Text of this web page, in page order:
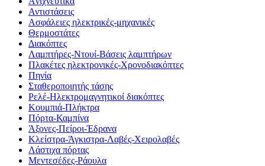
Αντιστάσεις
Ασφάλειες ηλεκτρικές-μηχανικές
Θερμοστάτες
Διακόπτες
Λαμπτήρες-Ντουί-Βάσεις λαμπτήρων
Πλακέτες ηλεκτρονικές-Χρονοδιακόπτες
Πηνία
Σταθεροποιητής τάσης
Ρελέ-Ηλεκτρομαγνητικοί διακόπτες
Κουμπιά-Πλήκτρα
Πόρτα-Καμπίνα
Άξονες-Πείροι-Έδρανα
Κλείστρα-Άγκιστρα-Λαβές-Χειρολαβές
Λάστιχα πόρτας
Μεντεσέδες-Ράουλα